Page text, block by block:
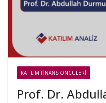
KATILIM FINANS ÖNCÜLERI
Prof. Dr.